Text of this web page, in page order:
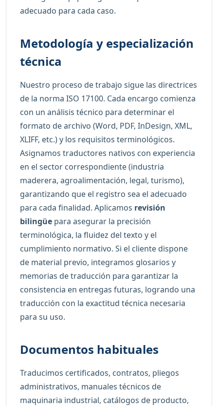
adecuado para cada caso.
Metodología y especialización
técnica
Nuestro proceso de trabajo sigue las directrices
de la norma ISO 17100. Cada encargo comienza
con un análisis técnico para determinar el
formato de archivo (Word, PDF, InDesign, XML,
XLIFF, etc.) y los requisitos terminológicos.
Asignamos traductores nativos con experiencia
en el sector correspondiente (industria
maderera, agroalimentación, legal, turismo),
garantizando que el registro sea el adecuado
para cada finalidad. Aplicamos revisión
bilingüe para asegurar la precisión
terminológica, la fluidez del texto y el
cumplimiento normativo. Si el cliente dispone
de material previo, integramos glosarios y
memorias de traducción para garantizar la
consistencia en entregas futuras, logrando una
traducción con la exactitud técnica necesaria
para su uso.
Documentos habituales
Traducimos certificados, contratos, pliegos
administrativos, manuales técnicos de
maquinaria industrial, catálogos de producto,